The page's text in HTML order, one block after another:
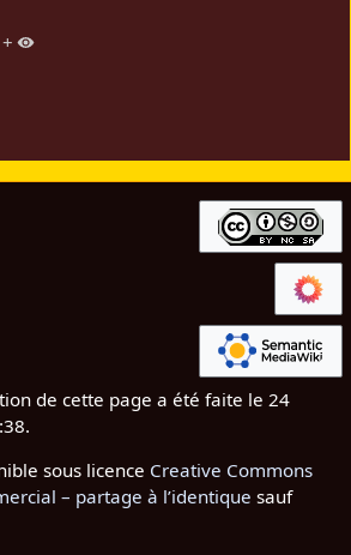
+
de cette page a été faite le 24
sous licence Creative Commons
– partage à l’identique sauf